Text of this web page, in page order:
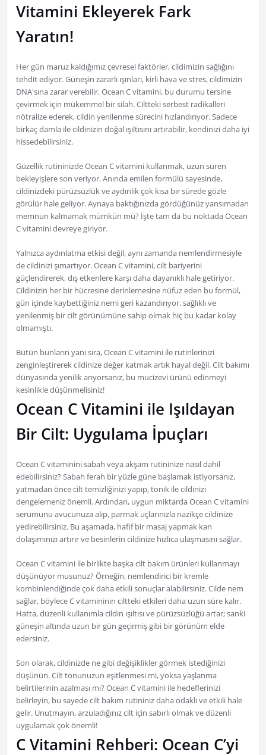
Vitamini Ekleyerek Fark
Yaratın!
Her gün maruz kaldığımız çevresel faktörler, cildimizin sağlığını
tehdit ediyor. Güneşin zararlı ışınları, kirli hava ve stres, cildimizin
DNA'sına zarar verebilir. Ocean C vitamini, bu durumu tersine
çevirmek için mükemmel bir silah. Ciltteki serbest radikalleri
nötralize ederek, cildin yenilenme sürecini hızlandırıyor. Sadece
birkaç damla ile cildinizin doğal ışıltısını artırabilir, kendinizi daha iyi
hissedebilirsiniz.
Güzellik rutininizde Ocean C vitamini kullanmak, uzun süren
bekleyişlere son veriyor. Anında emilen formülü sayesinde,
cildinizdeki pürüzsüzlük ve aydınlık çok kısa bir sürede gözle
görülür hale geliyor. Aynaya baktığınızda gördüğünüz yansımadan
memnun kalmamak mümkün mü? İşte tam da bu noktada Ocean
C vitamini devreye giriyor.
Yalnızca aydınlatma etkisi değil, aynı zamanda nemlendirmesiyle
de cildinizi şımartıyor. Ocean C vitamini, cilt bariyerini
güçlendirerek, dış etkenlere karşı daha dayanıklı hale getiriyor.
Cildinizin her bir hücresine derinlemesine nüfuz eden bu formül,
gün içinde kaybettiğiniz nemi geri kazandırıyor. sağlıklı ve
yenilenmiş bir cilt görünümüne sahip olmak hiç bu kadar kolay
olmamıştı.
Bütün bunların yanı sıra, Ocean C vitamini ile rutinlerinizi
zenginleştirerek cildinize değer katmak artık hayal değil. Cilt bakımı
dünyasında yenilik arıyorsanız, bu mucizevi ürünü edinmeyi
kesinlikle düşünmelisiniz!
Ocean C Vitamini ile Işıldayan
Bir Cilt: Uygulama İpuçları
Ocean C vitaminini sabah veya akşam rutininize nasıl dahil
edebilirsiniz? Sabah ferah bir yüzle güne başlamak istiyorsanız,
yatmadan önce cilt temizliğinizi yapıp, tonik ile cildinizi
dengelemeniz önemli. Ardından, uygun miktarda Ocean C vitamini
serumunu avucunuza alıp, parmak uçlarınızla nazikçe cildinize
yedirebilirsiniz. Bu aşamada, hafif bir masaj yapmak kan
dolaşımınızı artırır ve besinlerin cildinize hızlıca ulaşmasını sağlar.
Ocean C vitamini ile birlikte başka cilt bakım ürünleri kullanmayı
düşünüyor musunuz? Örneğin, nemlendirici bir kremle
kombinlendiğinde çok daha etkili sonuçlar alabilirsiniz. Cilde nem
sağlar, böylece C vitamininin ciltteki etkileri daha uzun süre kalır.
Hatta, düzenli kullanımla cildin ışıltısı ve pürüzsüzlüğü artar; sanki
güneşin altında uzun bir gün geçirmiş gibi bir görünüm elde
edersiniz.
Son olarak, cildinizde ne gibi değişiklikler görmek istediğinizi
düşünün. Cilt tonunuzun eşitlenmesi mi, yoksa yaşlanma
belirtilerinin azalması mı? Ocean C vitamini ile hedeflerinizi
belirleyin, bu sayede cilt bakım rutininiz daha odaklı ve etkili hale
gelir. Unutmayın, arzuladığınız cilt için sabırlı olmak ve düzenli
uygulamak çok önemli!
C Vitamini Rehberi: Ocean C’yi